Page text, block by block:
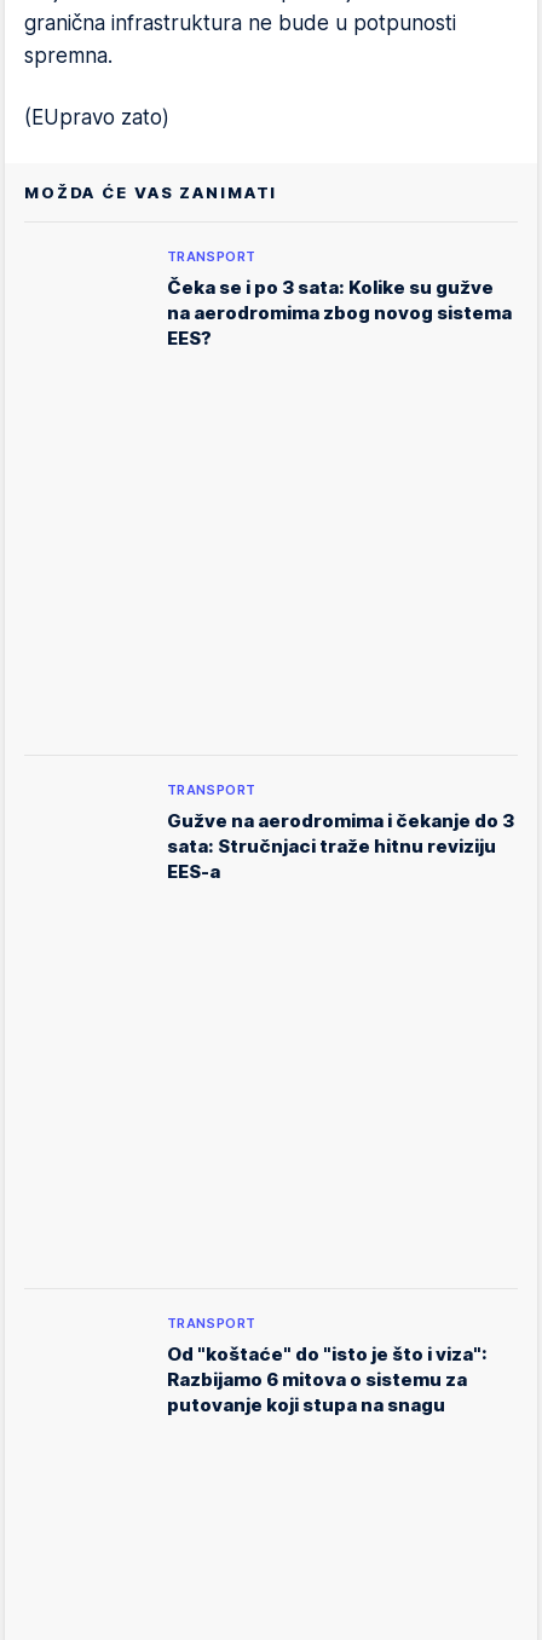
granična infrastruktura ne bude u potpunosti
spremna.
(EUpravo zato)
MOŽDA ĆE VAS ZANIMATI
TRANSPORT
Čeka se i po 3 sata: Kolike su gužve
na aerodromima zbog novog sistema
EES?
TRANSPORT
Gužve na aerodromima i čekanje do 3
sata: Stručnjaci traže hitnu reviziju
EES-a
TRANSPORT
Od "koštaće" do "isto je što i viza":
Razbijamo 6 mitova o sistemu za
putovanje koji stupa na snagu